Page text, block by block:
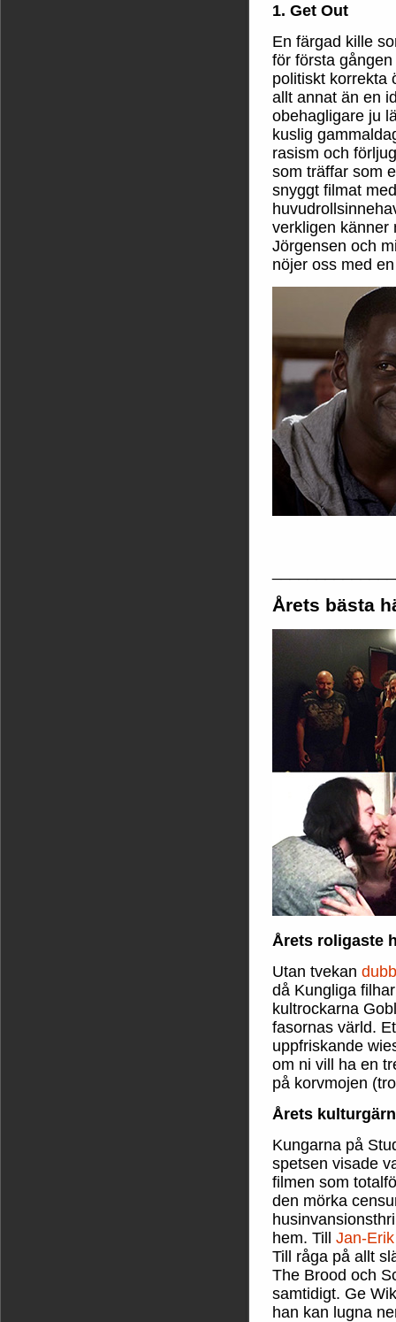
1. Get Out
En färgad kille
för första
politiskt korrekta
allt annat än en
obehagligare ju
kuslig
rasism och
som träffar som
snyggt filmat
verkligen känner
Jörgensen och
nöjer oss med
Årets bästa
Årets roligaste
Utan tvekan
då Kungliga
kultrockarna
fasornas värld.
uppfriskande
om ni vill ha en
på korvmojen
Årets
Kungarna på
spetsen visade
filmen som
den mörka
hem. Till Jan-
Till råga på allt
The Brood och
samtidigt. Ge
han kan lugna